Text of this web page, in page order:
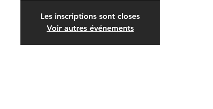
Les inscriptions sont closes
Voir autres événements